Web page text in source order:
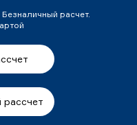
расчет.
рассчет